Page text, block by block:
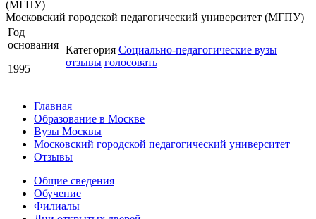
Московский городской педагогический университет (МГПУ)
Год
основания
1995
Категория Социально-педагогические вузы
отзывы голосовать
Главная
Образование в Москве
Вузы Москвы
Московский городской педагогический университет
Отзывы
Общие сведения
Обучение
Филиалы